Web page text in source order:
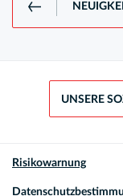
UNSERE
Risikowarnung